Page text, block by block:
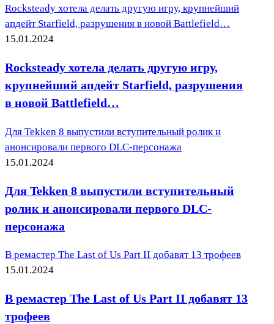
Rocksteady хотела делать другую игру, крупнейший
апдейт Starfield, разрушения в новой Battlefield…
15.01.2024
Rocksteady хотела делать другую игру,
крупнейший апдейт Starfield, разрушения
в новой Battlefield…
Для Tekken 8 выпустили вступительный ролик и
анонсировали первого DLC-персонажа
15.01.2024
Для Tekken 8 выпустили вступительный
ролик и анонсировали первого DLC-
персонажа
В ремастер The Last of Us Part II добавят 13 трофеев
15.01.2024
В ремастер The Last of Us Part II добавят 13
трофеев